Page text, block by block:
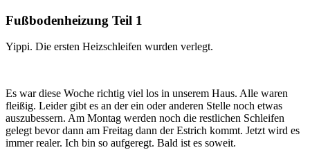
Fußbodenheizung Teil 1
Yippi. Die ersten Heizschleifen wurden verlegt.
Es war diese Woche richtig viel los in unserem Haus. Alle waren
fleißig. Leider gibt es an der ein oder anderen Stelle noch etwas
auszubessern. Am Montag werden noch die restlichen Schleifen
gelegt bevor dann am Freitag dann der Estrich kommt. Jetzt wird es
immer realer. Ich bin so aufgeregt. Bald ist es soweit.